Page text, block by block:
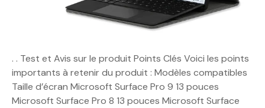
. . Test et Avis sur le produit Points Clés Voici les points
importants à retenir du produit : Modèles compatibles
Taille d’écran Microsoft Surface Pro 9 13 pouces
Microsoft Surface Pro 8 13 pouces Microsoft Surface